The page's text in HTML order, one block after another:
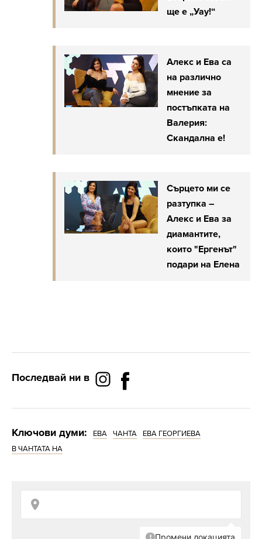
ще е „Уау!“
Алекс и Ева са
на различно
мнение за
постъпката на
Валерия:
Скандална е!
Сърцето ми се
разтупка –
Алекс и Ева за
диамантите,
които "Ергенът"
подари на Елена
Последвай ни в
Ключови думи: ЕВА ЧАНТА
ЕВА ГЕОРГИЕВА
В ЧАНТАТА НА